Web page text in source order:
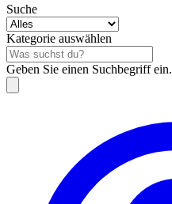
Suche
Kategorie auswählen
Geben Sie einen Suchbegriff ein.